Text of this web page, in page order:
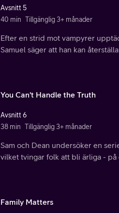
Avsnitt 5
40 min Tillgänglig 3+ månader
Efter en strid mot vampyrer
Samuel säger att han kan
You Can't Handle the Truth
Avsnitt 6
38 min Tillgänglig 3+ månader
Sam och Dean undersöker en
vilket tvingar folk att bli ärliga - på
Family Matters